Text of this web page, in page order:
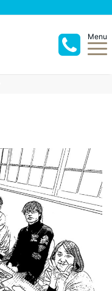
Menu